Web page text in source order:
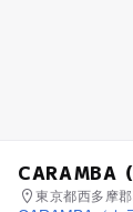
CARAMBA
東京都西多摩